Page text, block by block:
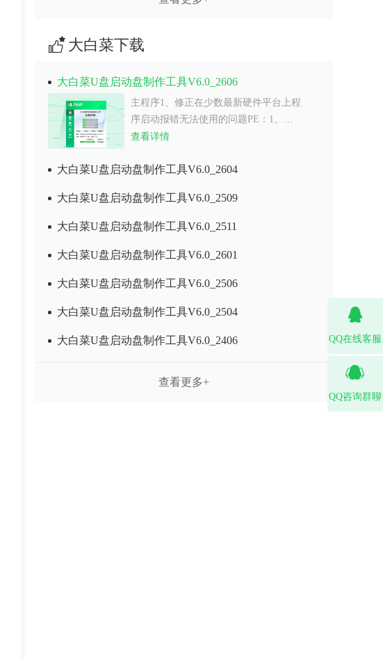
大白菜下载
大白菜U盘启动盘制作工具V6.0_2606
主程序1、修正在少数最新硬件平台上程
序启动报错无法使用的问题PE：1、…
查看详情
大白菜U盘启动盘制作工具V6.0_2604
大白菜U盘启动盘制作工具V6.0_2509
大白菜U盘启动盘制作工具V6.0_2511
大白菜U盘启动盘制作工具V6.0_2601
大白菜U盘启动盘制作工具V6.0_2506
大白菜U盘启动盘制作工具V6.0_2504
大白菜U盘启动盘制作工具V6.0_2406
查看更多+
QQ在线客服
QQ咨询群聊